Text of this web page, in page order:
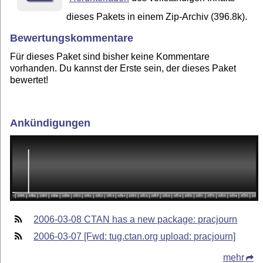
dieses Pakets in einem Zip-Archiv (396.8k).
Bewertungskommentare
Für dieses Paket sind bisher keine Kommentare
vorhanden. Du kannst der Erste sein, der dieses Paket
bewertet!
Ankündigungen
2006-03-08 CTAN has a new package: pracjourn
2006-03-07 [Fwd: tug.ctan.org upload: pracjourn]
mehr